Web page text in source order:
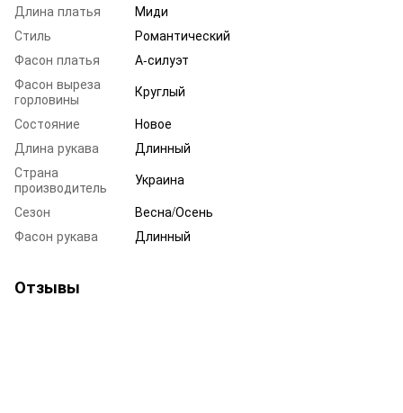
Длина платья
Миди
Стиль
Романтический
Фасон платья
А-силуэт
Фасон выреза
горловины
Круглый
Состояние
Новое
Длина рукава
Длинный
Страна
производитель
Украина
Сезон
Весна/Осень
Фасон рукава
Длинный
Отзывы